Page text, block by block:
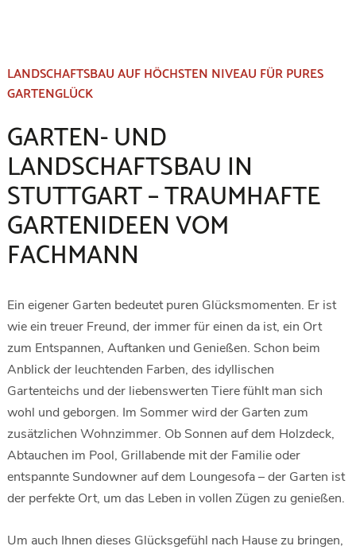
LANDSCHAFTSBAU AUF HÖCHSTEN NIVEAU FÜR PURES
GARTENGLÜCK
GARTEN- UND
LANDSCHAFTSBAU IN
STUTTGART – TRAUMHAFTE
GARTENIDEEN VOM
FACHMANN
Ein eigener Garten bedeutet puren Glücksmomenten. Er ist
wie ein treuer Freund, der immer für einen da ist, ein Ort
zum Entspannen, Auftanken und Genießen. Schon beim
Anblick der leuchtenden Farben, des idyllischen
Gartenteichs und der liebenswerten Tiere fühlt man sich
wohl und geborgen. Im Sommer wird der Garten zum
zusätzlichen Wohnzimmer. Ob Sonnen auf dem Holzdeck,
Abtauchen im Pool, Grillabende mit der Familie oder
entspannte Sundowner auf dem Loungesofa – der Garten ist
der perfekte Ort, um das Leben in vollen Zügen zu genießen.
Um auch Ihnen dieses Glücksgefühl nach Hause zu bringen,